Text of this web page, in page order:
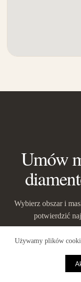
Używamy plików
Umów
Wybierz obszar i
potwierdzić